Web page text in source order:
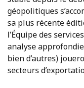
géopolitiques
sa plus récente
l’Équipe des
analyse
bien d’autres)
secteurs